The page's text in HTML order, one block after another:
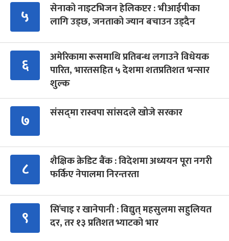
५
सेनाको नाइटभिजन हेलिकप्टर : भीआईपीका
लागि उड्छ, जनताको ज्यान बचाउन उड्दैन
६
अमेरिकामा रूसमाथि प्रतिबन्ध लगाउने विधेयक
पारित, भारतसहित ५ देशमा शतप्रतिशत भन्सार
शुल्क
७ संसद्‍मा रास्वपा सांसदले खोजे सरकार
८
शैक्षिक क्रेडिट बैंक : विदेशमा अध्ययन पूरा नगरी
फर्किए नेपालमा निरन्तरता
९
सिँचाइ र खानेपानी : विद्युत् महसुलमा सहुलियत
दर, तर १३ प्रतिशत भ्याटको भार